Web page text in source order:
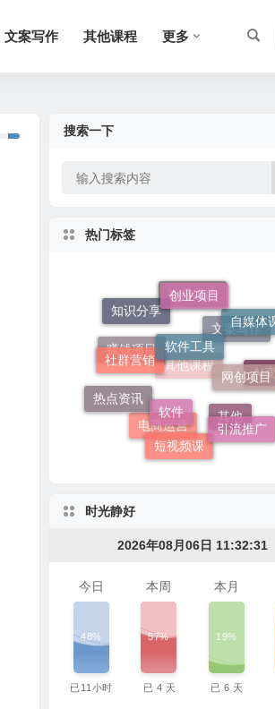
文案写作 其他课程 更多
搜索一下
热门标签
社群媒体
文案写作
其他课程
赚钱项目
知识分享
创业项目
自媒体
AI
其他
电商运营
热点资讯
社群营销
软件工具
引流推广
短视频课
软件
时光静好
2026年08月06日 11:32:31
今日
48%
已11 小时
本周
57%
已 4 天
本月
19%
已 6 天